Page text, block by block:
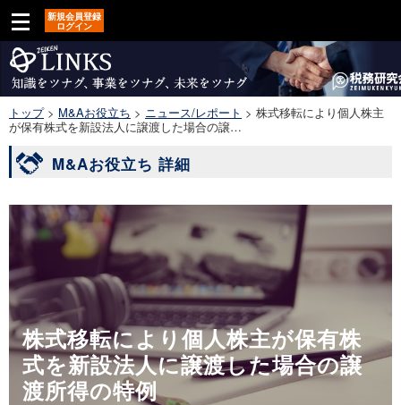
新規会員登録
ログイン
トップ> M&Aお役立ち > ニュース/レポート > 株式移転により個人株主
が保有株式を新設法人に譲渡した場合の譲…
M&Aお役立ち 詳細
株式移転により個人株主が保有株
式を新設法人に譲渡した場合の譲
渡所得の特例